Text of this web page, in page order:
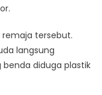
tersebut.
langsung
diduga plastik